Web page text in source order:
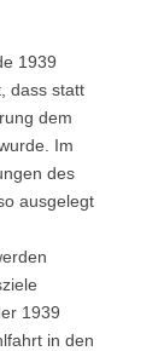
1939
dass statt
dem
Im
des
ausgelegt
1939
in den